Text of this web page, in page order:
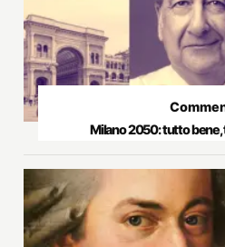
Milano 2050: tutto